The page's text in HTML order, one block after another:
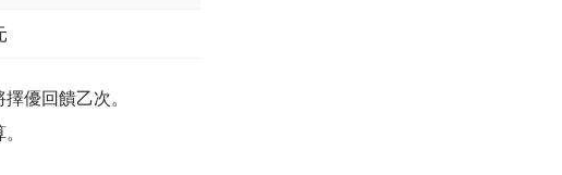
優回饋乙次。